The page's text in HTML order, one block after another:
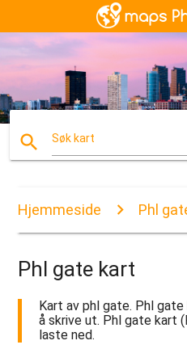
search Søk kart
Hjemmeside Phl
Phl gate kart
Kart av phl gate. Phl
å skrive ut. Phl gate kart
laste ned.